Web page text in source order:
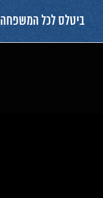
ביטלס לכל המשפחה